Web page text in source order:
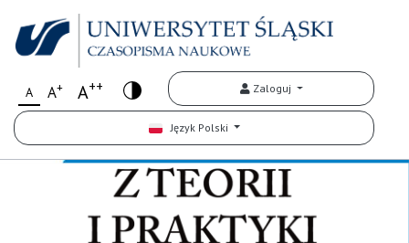
A A+ A++ Zaloguj
Język Polski